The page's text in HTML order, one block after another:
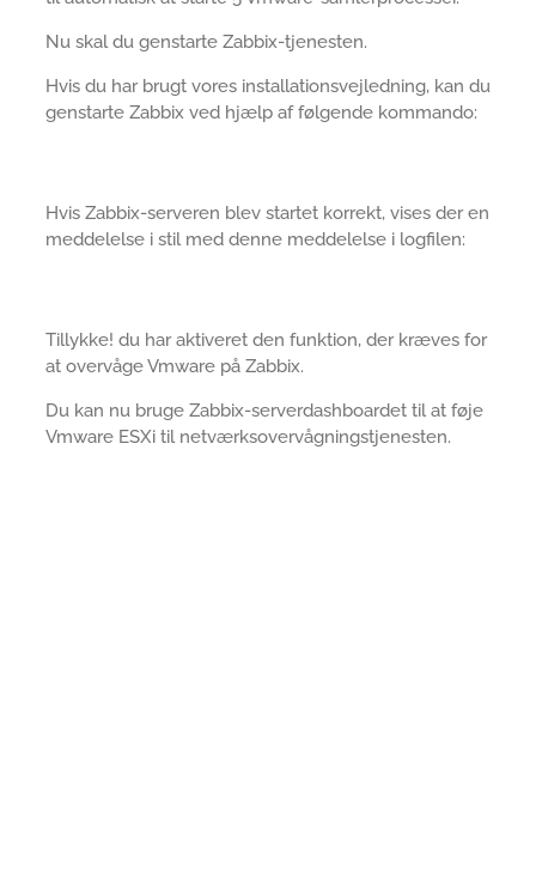
Nu skal du genstarte Zabbix-tjenesten.
Hvis du har brugt vores installationsvejledning, kan du
genstarte Zabbix ved hjælp af følgende kommando:
Hvis Zabbix-serveren blev startet korrekt, vises der en
meddelelse i stil med denne meddelelse i logfilen:
Tillykke! du har aktiveret den funktion, der kræves for
at overvåge Vmware på Zabbix.
Du kan nu bruge Zabbix-serverdashboardet til at føje
Vmware ESXi til netværksovervågningstjenesten.